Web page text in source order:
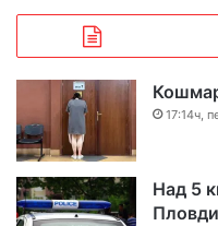
17:14ч,
Над 5